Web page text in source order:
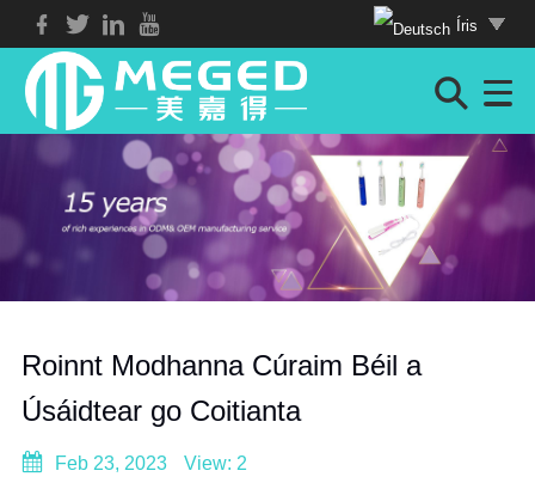
Íris
Roinnt Modhanna Cúraim Béil a
Úsáidtear go Coitianta
Feb 23, 2023 View: 2